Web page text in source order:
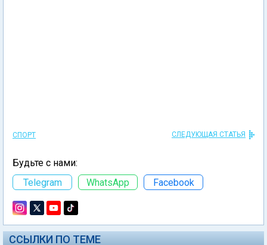
СПОРТ СЛЕДУЮЩАЯ СТАТЬЯ
Будьте с нами:
Telegram
WhatsApp Facebook
ССЫЛКИ ПО ТЕМЕ